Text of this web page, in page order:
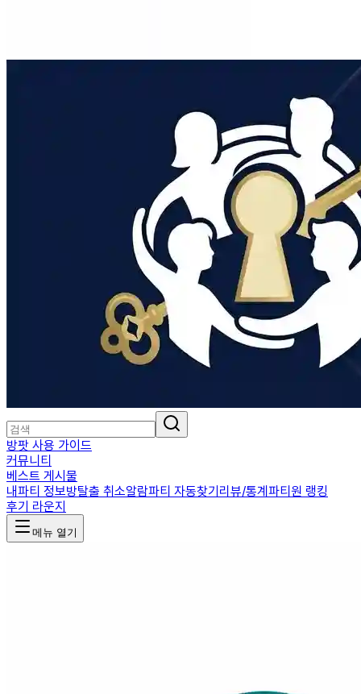
방팟 사용 가이드
커뮤니티
베스트 게시물
내파티 정보방탈출 취소알람파티 자동찾기리뷰/통계파티원 랭킹
후기 라운지
메뉴 열기